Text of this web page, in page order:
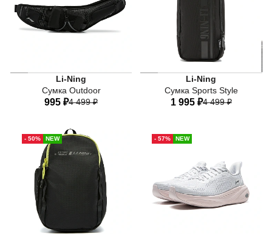
Li-Ning
Сумка Outdoor
995 ₽4 499 ₽
One-size
Li-Ning
Сумка Sports Style
1 995 ₽4 499 ₽
One-size
- 50% NEW - 57% NEW